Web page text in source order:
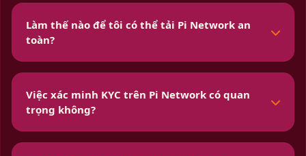
Làm thế nào để tôi có thể tải Pi Network an
toàn?
Việc xác minh KYC trên Pi Network có quan
trọng không?